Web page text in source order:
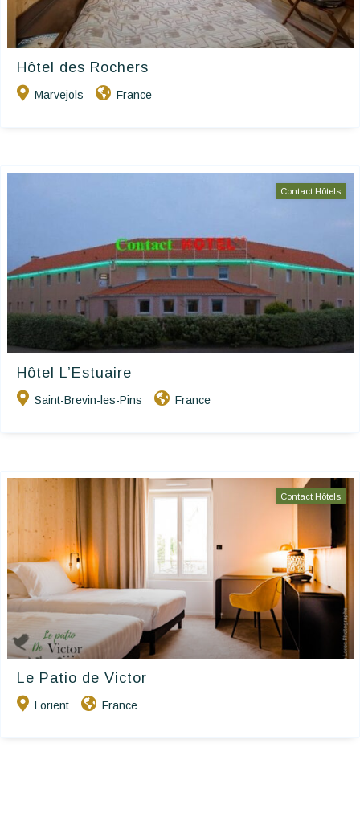
Hôtel des Rochers
Marvejols France
Contact Hôtels
Hôtel L’Estuaire
Saint-Brevin-les-Pins France
Contact Hôtels
Le Patio de Victor
Lorient France